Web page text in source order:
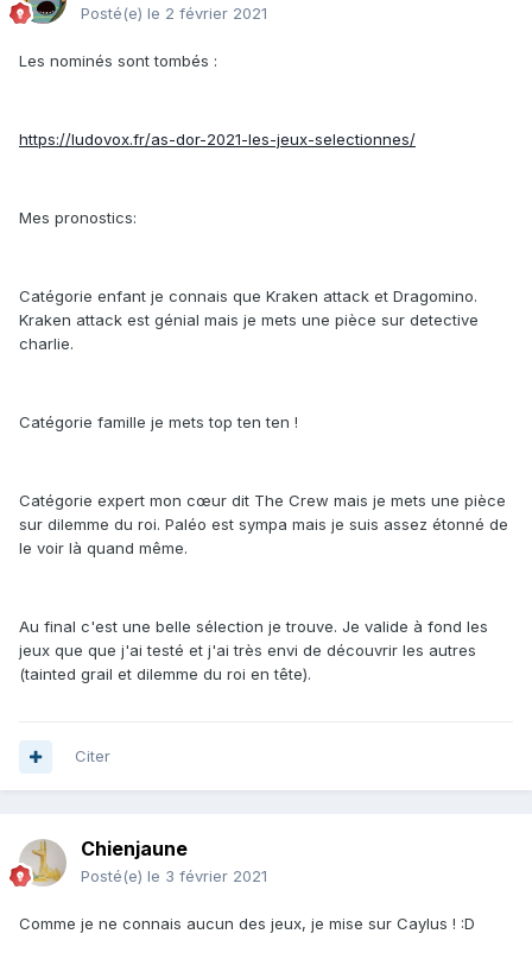
Posté(e) le 2 février 2021
Les nominés sont tombés :
https://ludovox.fr/as-dor-2021-les-jeux-selectionnes/
Mes pronostics:
Catégorie enfant je connais que Kraken attack et Dragomino.
Kraken attack est génial mais je mets une pièce sur detective
charlie.
Catégorie famille je mets top ten ten !
Catégorie expert mon cœur dit The Crew mais je mets une pièce
sur dilemme du roi. Paléo est sympa mais je suis assez étonné de
le voir là quand même.
Au final c'est une belle sélection je trouve. Je valide à fond les
jeux que que j'ai testé et j'ai très envi de découvrir les autres
(tainted grail et dilemme du roi en tête).
Citer
Chienjaune
Posté(e) le 3 février 2021
Comme je ne connais aucun des jeux, je mise sur Caylus ! :D